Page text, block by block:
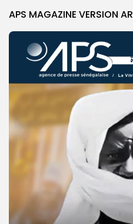
APS MAGAZINE VERSION AR